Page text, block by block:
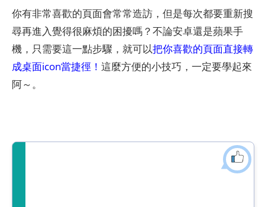
你有非常喜歡的頁面會常常造訪，但是每次都要重新搜
尋再進入覺得很麻煩的困擾嗎？不論安卓還是蘋果手
機，只需要這一點步驟，就可以把你喜歡的頁面直接轉
成桌面icon當捷徑！ 這麼方便的小技巧，一定要學起來
阿～。